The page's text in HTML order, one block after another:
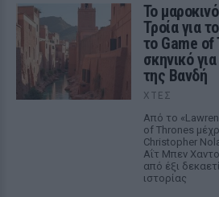
Το
Τροία για
το Game of
σκηνικό
της Βανδή
ΧΤΕΣ
Από το
of Thrones
Christopher
Αΐτ Μπεν
από έξι
ιστορίας